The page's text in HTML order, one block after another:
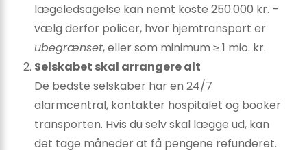
lægeledsagelse kan nemt koste 250.000 kr. –
vælg derfor policer, hvor hjemtransport er
ubegrænset, eller som minimum ≥ 1 mio. kr.
Selskabet skal arrangere alt
De bedste selskaber har en 24/7
alarmcentral, kontakter hospitalet og booker
transporten. Hvis du selv skal lægge ud, kan
det tage måneder at få pengene refunderet.